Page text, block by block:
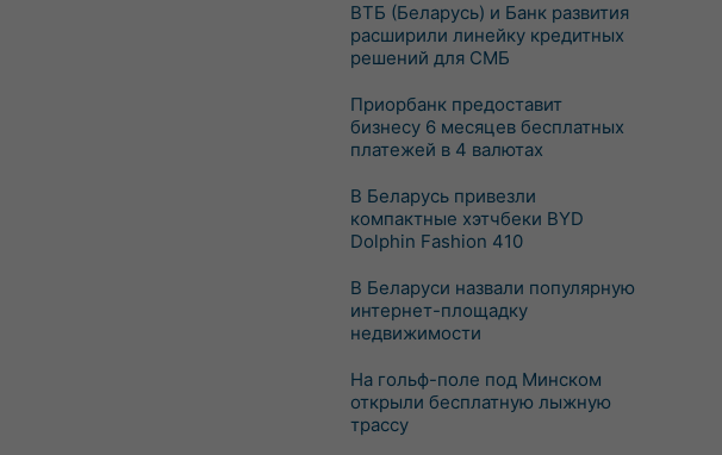
ВТБ (Беларусь) и Банк развития
расширили линейку кредитных
решений для СМБ
Приорбанк предоставит
бизнесу 6 месяцев бесплатных
платежей в 4 валютах
В Беларусь привезли
компактные хэтчбеки BYD
Dolphin Fashion 410
В Беларуси назвали популярную
интернет-площадку
недвижимости
На гольф-поле под Минском
открыли бесплатную лыжную
трассу